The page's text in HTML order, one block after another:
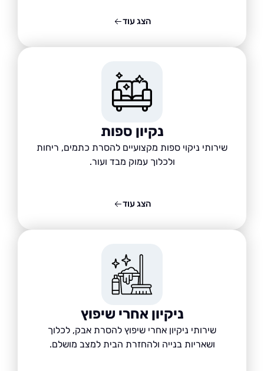
נקיון ספות
שירותי ניקוי ספות מקצועיים להסרת כתמים, ריחות
ולכלוך עמוק מבד ועור.
ניקיון אחרי שיפוץ
שירותי ניקיון אחרי שיפוץ להסרת אבק, לכלוך
ושאריות בנייה ולהחזרת הבית למצב מושלם.